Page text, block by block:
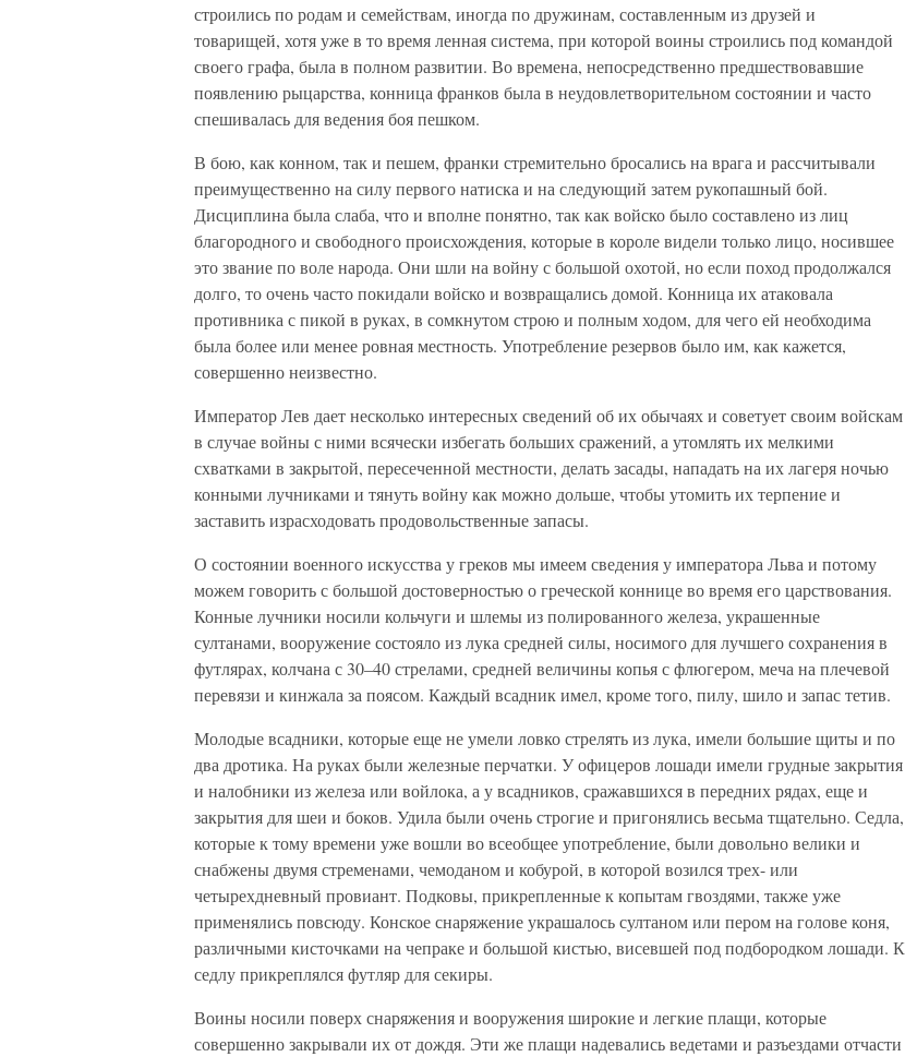
строились по родам и семействам, иногда по дружинам, составленным из друзей и
товарищей, хотя уже в то время ленная система, при которой воины строились под командой
своего графа, была в полном развитии. Во времена, непосредственно предшествовавшие
появлению рыцарства, конница франков была в неудовлетворительном состоянии и часто
спешивалась для ведения боя пешком.
В бою, как конном, так и пешем, франки стремительно бросались на врага и рассчитывали
преимущественно на силу первого натиска и на следующий затем рукопашный бой.
Дисциплина была слаба, что и вполне понятно, так как войско было составлено из лиц
благородного и свободного происхождения, которые в короле видели только лицо, носившее
это звание по воле народа. Они шли на войну с большой охотой, но если поход продолжался
долго, то очень часто покидали войско и возвращались домой. Конница их атаковала
противника с пикой в руках, в сомкнутом строю и полным ходом, для чего ей необходима
была более или менее ровная местность. Употребление резервов было им, как кажется,
совершенно неизвестно.
Император Лев дает несколько интересных сведений об их обычаях и советует своим войскам
в случае войны с ними всячески избегать больших сражений, а утомлять их мелкими
схватками в закрытой, пересеченной местности, делать засады, нападать на их лагеря ночью
конными лучниками и тянуть войну как можно дольше, чтобы утомить их терпение и
заставить израсходовать продовольственные запасы.
О состоянии военного искусства у греков мы имеем сведения у императора Льва и потому
можем говорить с большой достоверностью о греческой коннице во время его царствования.
Конные лучники носили кольчуги и шлемы из полированного железа, украшенные
султанами, вооружение состояло из лука средней силы, носимого для лучшего сохранения в
футлярах, колчана с 30–40 стрелами, средней величины копья с флюгером, меча на плечевой
перевязи и кинжала за поясом. Каждый всадник имел, кроме того, пилу, шило и запас тетив.
Молодые всадники, которые еще не умели ловко стрелять из лука, имели большие щиты и по
два дротика. На руках были железные перчатки. У офицеров лошади имели грудные закрытия
и налобники из железа или войлока, а у всадников, сражавшихся в передних рядах, еще и
закрытия для шеи и боков. Удила были очень строгие и пригонялись весьма тщательно. Седла,
которые к тому времени уже вошли во всеобщее употребление, были довольно велики и
снабжены двумя стременами, чемоданом и кобурой, в которой возился трех- или
четырехдневный провиант. Подковы, прикрепленные к копытам гвоздями, также уже
применялись повсюду. Конское снаряжение украшалось султаном или пером на голове коня,
различными кисточками на чепраке и большой кистью, висевшей под подбородком лошади. К
седлу прикреплялся футляр для секиры.
Воины носили поверх снаряжения и вооружения широкие и легкие плащи, которые
совершенно закрывали их от дождя. Эти же плащи надевались ведетами и разъездами отчасти